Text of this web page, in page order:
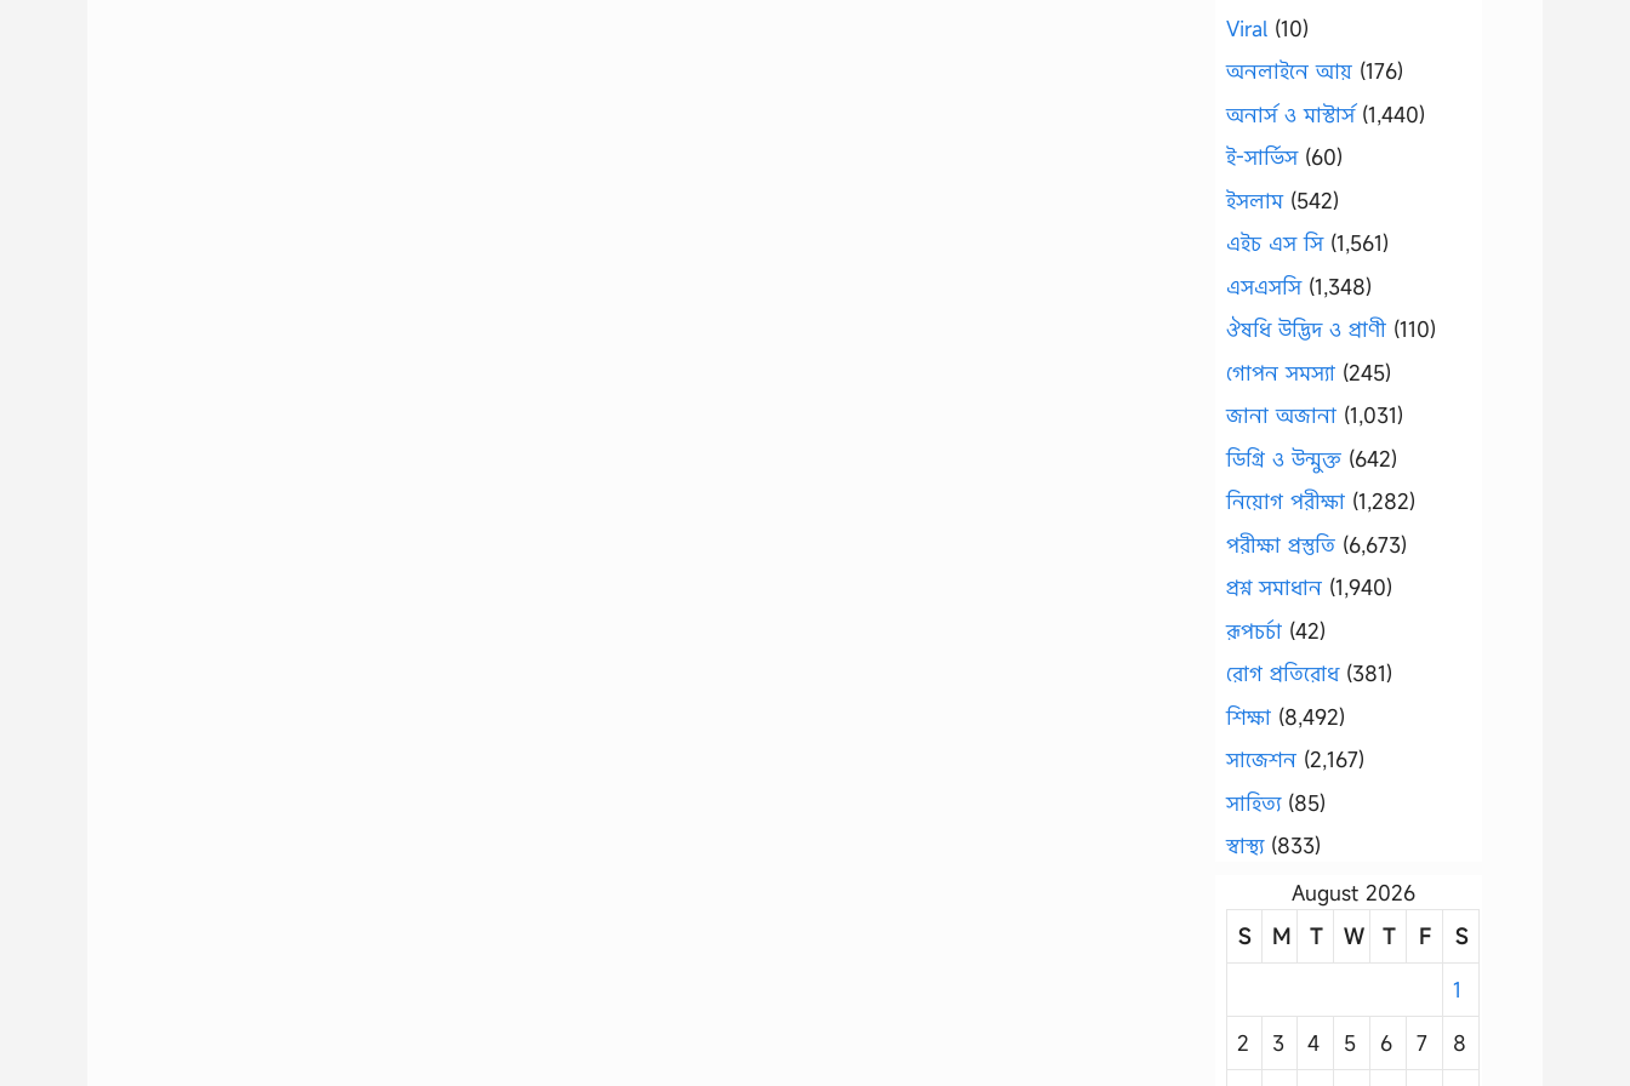
Viral (10)
অনলাইনে আয় (176)
অনার্স ও মাস্টার্স(1,440)
ই-সার্ভিস(60)
ইসলাম(542)
এইচ এস সি(1,561)
এসএসসি(1,348)
ঔষধি উদ্ভিদ ও প্রাণী (110)
গোপন সমস্যা (245)
জানা অজানা (1,031)
ডিগ্রি ও উন্মুক্ত (642)
নিয়োগ পরীক্ষা (1,282)
পরীক্ষা প্রস্তুতি (6,673)
প্রশ্ন সমাধান (1,940)
রূপচর্চা (42)
রোগ প্রতিরোধ(381)
শিক্ষা (8,492)
সাজেশন (2,167)
সাহিত্য(85)
স্বাস্থ্য(833)
August 2026
S
M T W T F
S
1
2
3 4 5 6 7
8